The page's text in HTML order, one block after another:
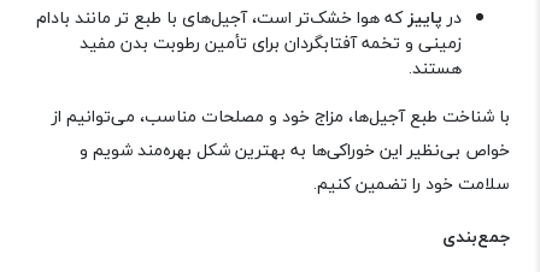
در پاییز که هوا خشک‌تر است، آجیل‌های با طبع تر مانند بادام
زمینی و تخمه آفتابگردان برای تأمین رطوبت بدن مفید
هستند.
با شناخت طبع آجیل‌ها، مزاج خود و مصلحات مناسب، می‌توانیم از
خواص بی‌نظیر این خوراکی‌ها به بهترین شکل بهره‌مند شویم و
سلامت خود را تضمین کنیم.
جمع‌بندی